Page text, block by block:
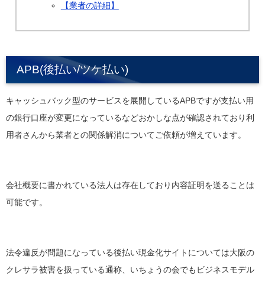
【業者の詳細】
APB(後払い/ツケ払い)
キャッシュバック型のサービスを展開しているAPBですが支払い用
の銀行口座が変更になっているなどおかしな点が確認されており利
用者さんから業者との関係解消についてご依頼が増えています。
会社概要に書かれている法人は存在しており内容証明を送ることは
可能です。
法令違反が問題になっている後払い現金化サイトについては大阪の
クレサラ被害を扱っている通称、いちょうの会でもビジネスモデル